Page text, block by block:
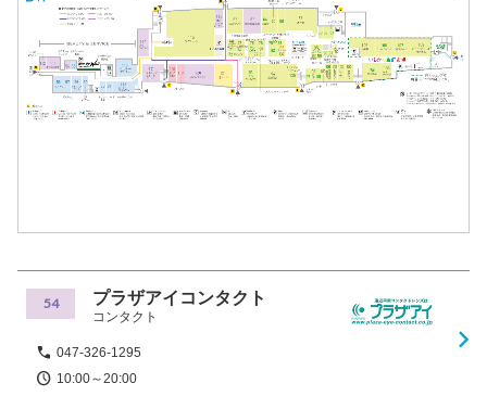
54 プラザアイコンタクト
コンタクト
047-326-1295
10:00～20:00